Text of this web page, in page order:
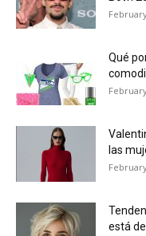
Qué
las
está